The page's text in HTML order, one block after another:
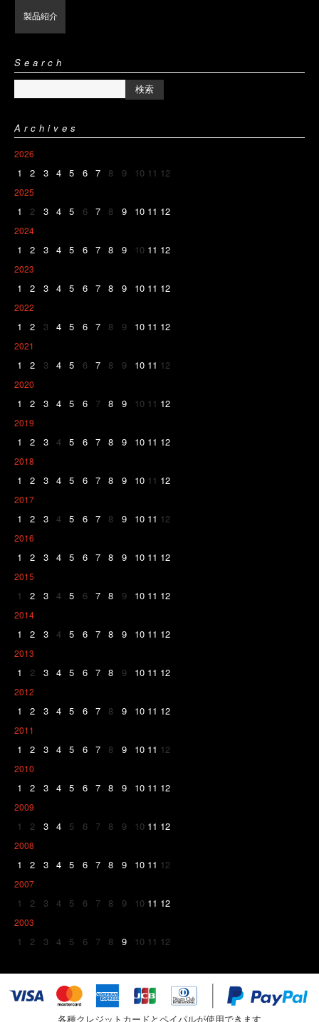
製品紹介
Search
Archives
2026
1 2 3 4 5 6 7 8 9 10 11 12
2025
1 2 3 4 5 6 7 8 9 10 11 12
2024
1 2 3 4 5 6 7 8 9 10 11 12
2023
1 2 3 4 5 6 7 8 9 10 11 12
2022
1 2 3 4 5 6 7 8 9 10 11 12
2021
1 2 3 4 5 6 7 8 9 10 11 12
2020
1 2 3 4 5 6 7 8 9 10 11 12
2019
1 2 3 4 5 6 7 8 9 10 11 12
2018
1 2 3 4 5 6 7 8 9 10 11 12
2017
1 2 3 4 5 6 7 8 9 10 11 12
2016
1 2 3 4 5 6 7 8 9 10 11 12
2015
1 2 3 4 5 6 7 8 9 10 11 12
2014
1 2 3 4 5 6 7 8 9 10 11 12
2013
1 2 3 4 5 6 7 8 9 10 11 12
2012
1 2 3 4 5 6 7 8 9 10 11 12
2011
1 2 3 4 5 6 7 8 9 10 11 12
2010
1 2 3 4 5 6 7 8 9 10 11 12
2009
1 2 3 4 5 6 7 8 9 10 11 12
2008
1 2 3 4 5 6 7 8 9 10 11 12
2007
1 2 3 4 5 6 7 8 9 10 11 12
2003
1 2 3 4 5 6 7 8 9 10 11 12
各種クレジットカードとペイパルが使用できます